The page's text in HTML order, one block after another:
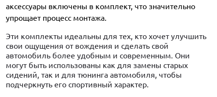
аксессуары включены в комплект, что значительно
упрощает процесс монтажа.
Эти комплекты идеальны для тех, кто хочет улучшить
свои ощущения от вождения и сделать свой
автомобиль более удобным и современным. Они
могут быть использованы как для замены старых
сидений, так и для тюнинга автомобиля, чтобы
подчеркнуть его спортивный характер.